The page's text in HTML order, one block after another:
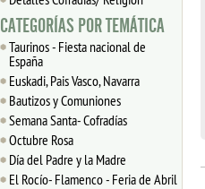
CATEGORÍAS POR TEMÁTICA
Taurinos - Fiesta nacional de
España
Euskadi, Pais Vasco, Navarra
Bautizos y Comuniones
Semana Santa- Cofradías
Octubre Rosa
Día del Padre y la Madre
El Rocío- Flamenco - Feria de Abril